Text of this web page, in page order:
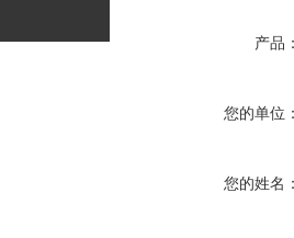
产品
您的单位
您的姓名